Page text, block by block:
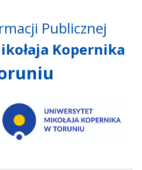
do
menu
do treści
do mapyPublicznej
Kopernika